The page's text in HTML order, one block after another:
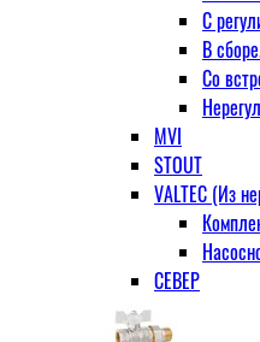
С
В
Со
MVI
STOUT
VALTEC (Из
СЕВЕР